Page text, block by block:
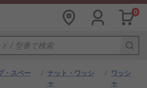
0
・スペー
/ ナット・ワッシ
ャ
/ ワッシ
ャ